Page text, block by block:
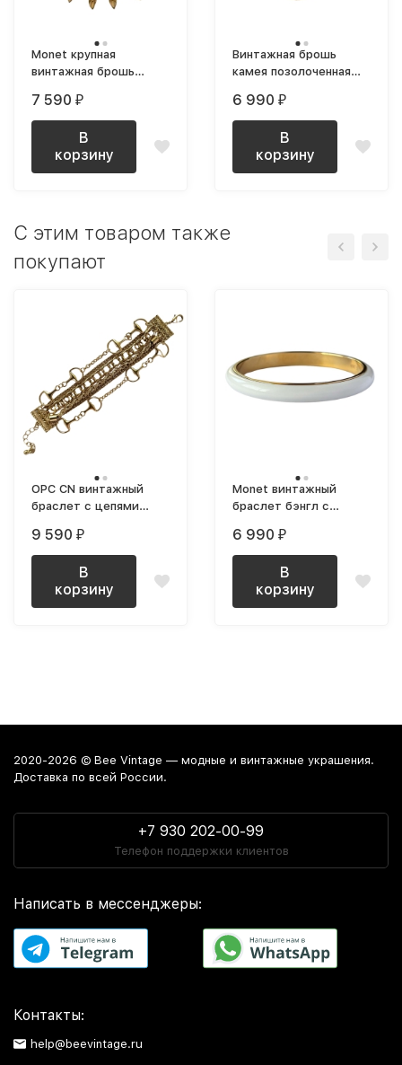
Monet крупная
винтажная брошь
7 590 ₽
В
корзину
Винтажная брошь
камея позолоченная
6 990 ₽
В
корзину
C этим товаром также
покупают
OPC CN винтажный
браслет с цепями
9 590 ₽
В
корзину
Monet винтажный
браслет бэнгл с
объемный
6 990 ₽
В
корзину
2020-2026 © Bee Vintage — модные и винтажные украшения.
Доставка по всей России.
+7 930 202-00-99
Телефон поддержки клиентов
Написать в мессенджеры:
Контакты:
help@beevintage.ru